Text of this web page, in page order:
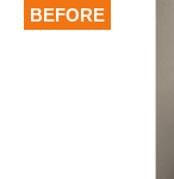
BEFORE